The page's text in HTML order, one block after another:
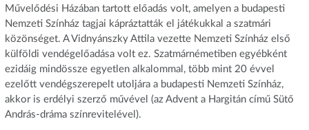
Művelődési Házában tartott előadás volt, amelyen a budapesti
Nemzeti Színház tagjai kápráztatták el játékukkal a szatmári
közönséget. A Vidnyánszky Attila vezette Nemzeti Színház első
külföldi vendégelőadása volt ez. Szatmárnémetiben egyébként
ezidáig mindössze egyetlen alkalommal, több mint 20 évvel
ezelőtt vendégszerepelt utoljára a budapesti Nemzeti Színház,
akkor is erdélyi szerző művével (az Advent a Hargitán című Sütő
András-dráma színrevitelével).